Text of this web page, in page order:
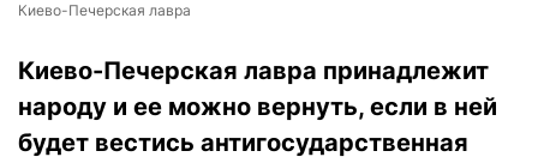
Киево-Печерская лавра
Киево-Печерская лавра принадлежит
народу и ее можно вернуть, если в ней
будет вестись антигосударственная